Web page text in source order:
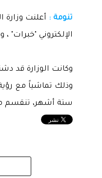
تنومة : أعلنت
الإلكتروني "خبرات" ،
وكانت الوزارة قد
ستة أشهر، تنقسم